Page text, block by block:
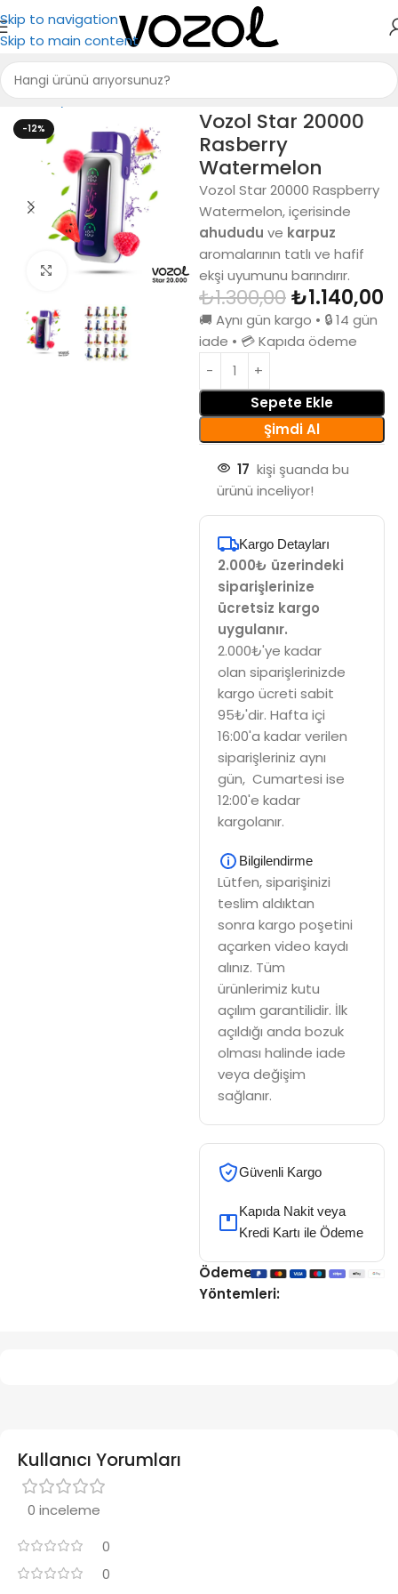
Skip to navigation
Skip to main content
Ana Sayfa Puff Bar
-12%
Büyütmek için tıkla
Vozol Star 20000
Rasberry
Watermelon
Vozol Star 20000 Raspberry
Watermelon, içerisinde
ahududu ve karpuz
aromalarının tatlı ve hafif
ekşi uyumunu barındırır.
₺1.300,00₺1.140,00
🚚 Aynı gün kargo • 🔒 14 gün
iade • 💳 Kapıda ödeme
Sepete Ekle
Şimdi Al
17 kişi şuanda bu
ürünü inceliyor!
Kargo Detayları
2.000₺ üzerindeki
siparişlerinize
ücretsiz kargo
uygulanır.
2.000₺'ye kadar
olan siparişlerinizde
kargo ücreti sabit
95₺'dir. Hafta içi
16:00'a kadar verilen
siparişleriniz aynı
gün, Cumartesi ise
12:00'e kadar
kargolanır.
Bilgilendirme
Lütfen, siparişinizi
teslim aldıktan
sonra kargo poşetini
açarken video kaydı
alınız. Tüm
ürünlerimiz kutu
açılım garantilidir. İlk
açıldığı anda bozuk
olması halinde iade
veya değişim
sağlanır.
Güvenli Kargo
Kapıda Nakit veya
Kredi Kartı ile Ödeme
Ödeme
Yöntemleri:
Kullanıcı Yorumları
0 inceleme
0
0